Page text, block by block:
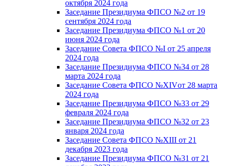
октября 2024 года
Заседание Президиума ФПСО №2 от 19
сентября 2024 года
Заседание Президиума ФПСО №1 от 20
июня 2024 года
Заседание Совета ФПСО №I от 25 апреля
2024 года
Заседание Президиума ФПСО №34 от 28
марта 2024 года
Заседание Совета ФПСО №XIVот 28 марта
2024 года
Заседание Президиума ФПСО №33 от 29
февраля 2024 года
Заседание Президиума ФПСО №32 от 23
января 2024 года
Заседание Совета ФПСО №XIII от 21
декабря 2023 года
Заседание Президиума ФПСО №31 от 21